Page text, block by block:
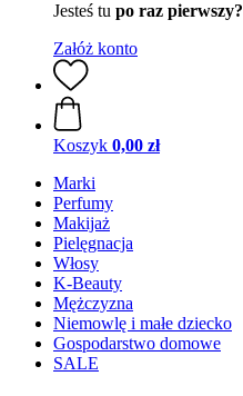
Jesteś tu po raz pierwszy?
Załóż konto
Koszyk 0,00 zł
Marki
Perfumy
Makijaż
Pielęgnacja
Włosy
K-Beauty
Mężczyzna
Niemowlę i małe dziecko
Gospodarstwo domowe
SALE